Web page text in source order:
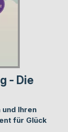
- Die
Ihren
für Glück